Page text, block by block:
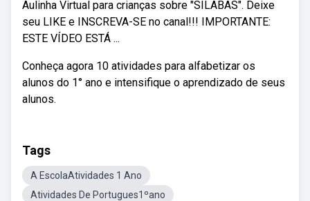
Aulinha Virtual para crianças sobre "SÍLABAS". Deixe
seu LIKE e INSCREVA-SE no canal!!! IMPORTANTE:
ESTE VÍDEO ESTÁ ...
Conheça agora 10 atividades para alfabetizar os
alunos do 1° ano e intensifique o aprendizado de seus
alunos.
Tags
A EscolaAtividades 1 Ano
Atividades De Portugues1ºano